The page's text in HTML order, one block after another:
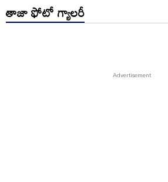
తాజా ఫోటో గ్యాలరీ